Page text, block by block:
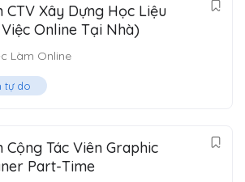
CTV Xây Dựng Học Liệu
Online Tại Nhà)
Làm Online
tự do
Cộng Tác Viên Graphic
Part-Time